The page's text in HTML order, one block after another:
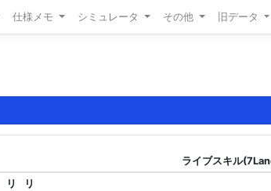
仕様メモ シミュレータ その他 旧データ
ライブスキル
リ
リ